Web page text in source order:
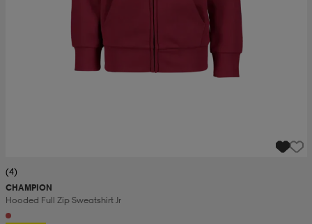
(4)
CHAMPION
Hooded Full Zip Sweatshirt Jr